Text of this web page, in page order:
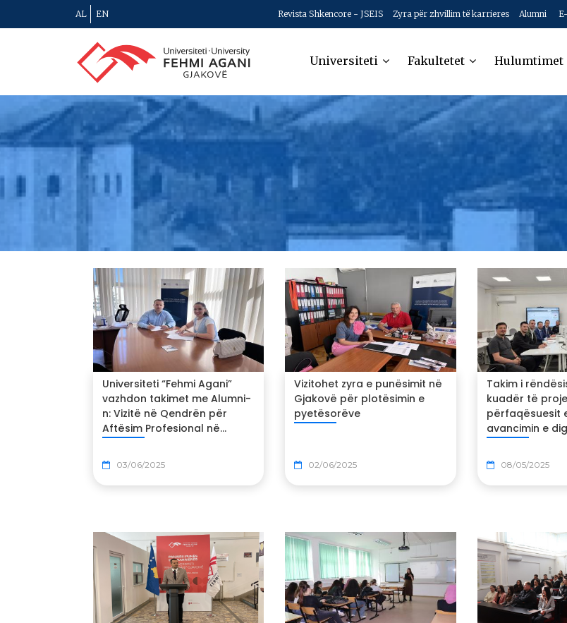
AL EN Revista Shkencore - JSEIS Zyra për zhvillim të karrieres Alumni
Universiteti Fakultetet Hulumtimet
Universiteti “Fehmi Agani”
vazhdon takimet me Alumni-
n: Vizitë në Qendrën për
Aftësim Profesional në...
03/06/2025
Vizitohet zyra e punësimit në
Gjakovë për plotësimin e
pyetësorëve
02/06/2025
Takim i
kuadër të
përfaqësuesit
avancimin e
08/05/2025